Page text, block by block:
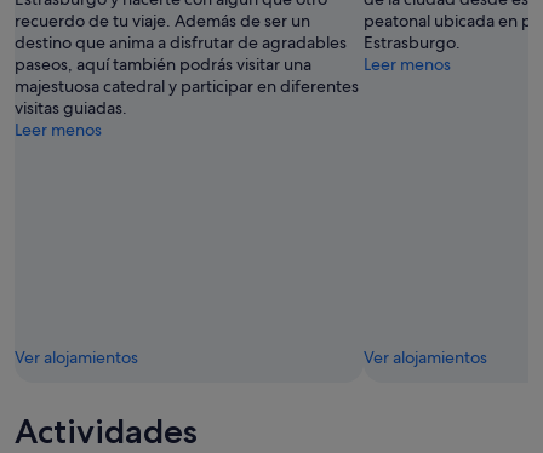
recuerdo de tu viaje. Además de ser un
destino que anima a disfrutar de agradables
paseos, aquí también podrás visitar una
majestuosa catedral y participar en diferentes
visitas guiadas.
Leer menos
Ver alojamientos
peatonal ubicada en
Estrasburgo.
Leer menos
Ver alojamientos
Actividades